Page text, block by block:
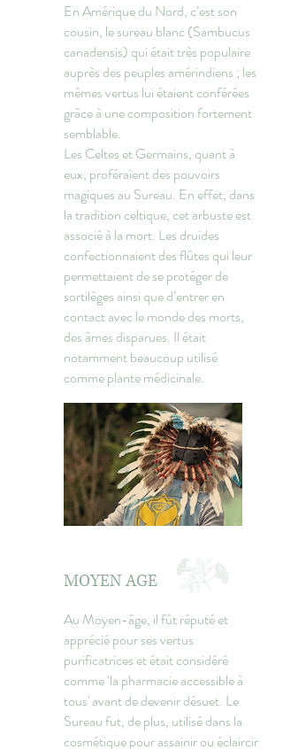
En Amérique du Nord, c’est son
cousin, le sureau blanc (Sambucus
canadensis) qui était très populaire
auprès des peuples amérindiens ; les
mêmes vertus lui étaient conférées
grâce à une composition fortement
semblable.
Les Celtes et Germains, quant à
eux, proféraient des pouvoirs
magiques au Sureau. En effet, dans
la tradition celtique, cet arbuste est
associé à la mort. Les druides
confectionnaient des flûtes qui leur
permettaient de se protéger de
sortilèges ainsi que d’entrer en
contact avec le monde des morts,
des âmes disparues. Il était
notamment beaucoup utilisé
comme plante médicinale.
MOYEN AGE
Au Moyen-âge, il fût réputé et
apprécié pour ses vertus
purificatrices et était considéré
comme ‘la pharmacie accessible à
tous' avant de devenir désuet. Le
Sureau fut, de plus, utilisé dans la
cosmétique pour assainir ou éclaircir